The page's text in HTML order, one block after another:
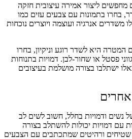
ליצור אמירה עיצובית חזקה
בחרו בתמונות עם צבעים עזים כמו
משדרים אנרגיה ועוצמה ויוצרים נוכחות
המטרה היא לשדר רוגע וניקיון, בחרו
פסטל או שחור-לבן. דמויות בתנוחות
ישתלבו בצורה מושלמת בעיצובים
ודמויות בחלל, חשוב לשים לב
עם דמויות יכולות להשתלב בצורה
שטיחים ורהיטים שמתכתבים עם הצבעים